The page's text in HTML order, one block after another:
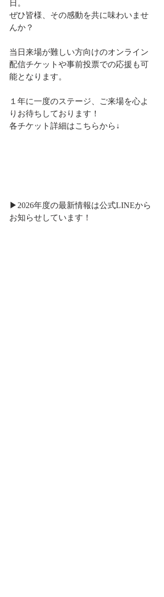
日。
ぜひ皆様、その感動を共に味わいませ
んか？
当日来場が難しい方向けのオンライン
配信チケットや事前投票での応援も可
能となります。
１年に一度のステージ、ご来場を心よ
りお待ちしております！
各チケット詳細はこちらから↓
▶︎2026年度の最新情報は公式LINEから
お知らせしています！